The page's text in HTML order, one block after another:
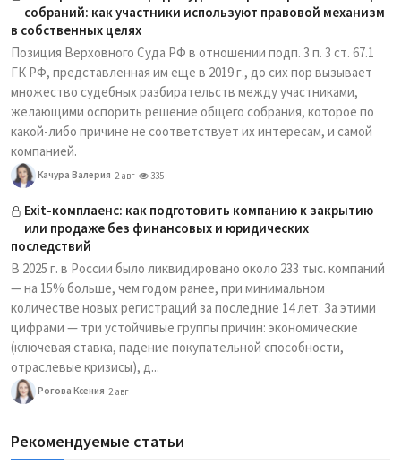
собраний: как участники используют правовой механизм
в собственных целях
Позиция Верховного Суда РФ в отношении подп. 3 п. 3 ст. 67.1
ГК РФ, представленная им еще в 2019 г., до сих пор вызывает
множество судебных разбирательств между участниками,
желающими оспорить решение общего собрания, которое по
какой-либо причине не соответствует их интересам, и самой
компанией.
Качура Валерия 2 авг 335
Exit-комплаенс: как подготовить компанию к закрытию
или продаже без финансовых и юридических
последствий
В 2025 г. в России было ликвидировано около 233 тыс. компаний
— на 15% больше, чем годом ранее, при минимальном
количестве новых регистраций за последние 14 лет. За этими
цифрами — три устойчивые группы причин: экономические
(ключевая ставка, падение покупательной способности,
отраслевые кризисы), д...
Рогова Ксения 2 авг
Рекомендуемые статьи